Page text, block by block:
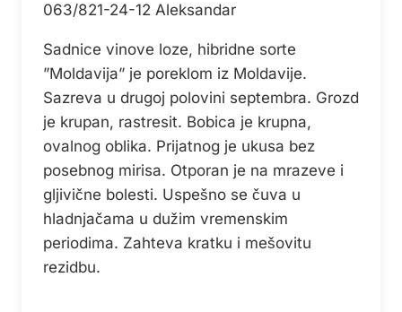
063/821-24-12 Aleksandar
Sadnice vinove loze, hibridne sorte
”Moldavija” je poreklom iz Moldavije.
Sazreva u drugoj polovini septembra. Grozd
je krupan, rastresit. Bobica je krupna,
ovalnog oblika. Prijatnog je ukusa bez
posebnog mirisa. Otporan je na mrazeve i
gljivične bolesti. Uspešno se čuva u
hladnjačama u dužim vremenskim
periodima. Zahteva kratku i mešovitu
rezidbu.